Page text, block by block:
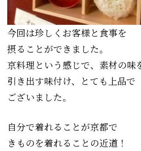
今回は珍しくお客様と食事を
摂ることができました。
京料理という感じで、素材の味
引き出す味付け、とても上品で
ございました。
自分で着れることが京都で
きものを着れることの近道！